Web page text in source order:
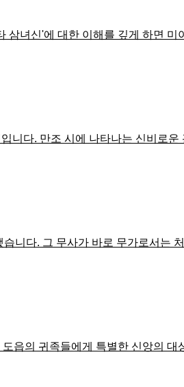
녀신'에 대한 이해를 깊게 하면
니다. 만조 시에 나타나는 신비로
니다. 그 무사가 바로 무가로서는
읍의 귀족들에게 특별한 신앙의